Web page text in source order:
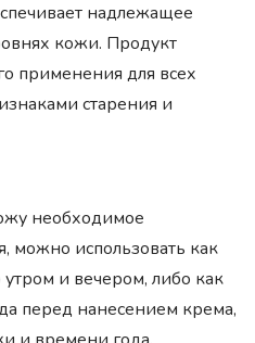
надлежащее
кожи. Продукт
применения для всех
старения и
необходимое
можно использовать как
утром и вечером, либо как
перед нанесением крема,